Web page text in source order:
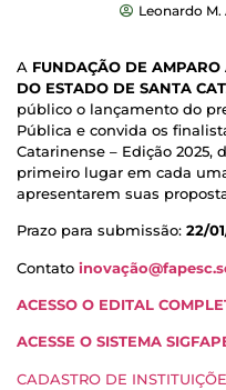
Leonardo M.
A FUNDAÇÃO DE
DO ESTADO DE SANTA
público o lançamento do
Pública e convida os
Catarinense – Edição 2025,
primeiro lugar em cada
apresentarem suas
Prazo para submissão: 22/
Contato
ACESSO O EDITAL
ACESSE O SISTEMA
CADASTRO DE